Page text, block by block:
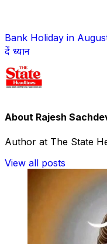
Bank Holiday in
दें ध्यान
About Rajesh
Author at The State
View all posts